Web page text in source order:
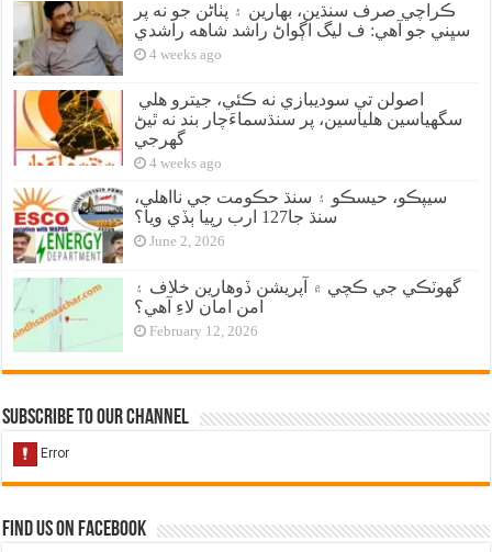
ڪراچي صرف سنڌين، بهارين ۽ پٺاڻن جو نه پر
سڀني جو آهي: ف ليگ اڳواڻ راشد شاهه راشدي
4 weeks ago
سگهياسين هلياسين، پر سنڌسماءَچار بند نه ٿيڻ
گهرجي
4 weeks ago
سيپڪو، حيسڪو ۽ سنڌ حڪومت جي نااهلي،
سنڌ جا127 ارب رپيا ٻڏي ويا؟
June 2, 2026
گهوٽڪي جي ڪچي ۾ آپريشن ڏوهارين خلاف ۽
امن امان لاءِ آهي؟
February 12, 2026
Subscribe to our Channel
Find us on Facebook